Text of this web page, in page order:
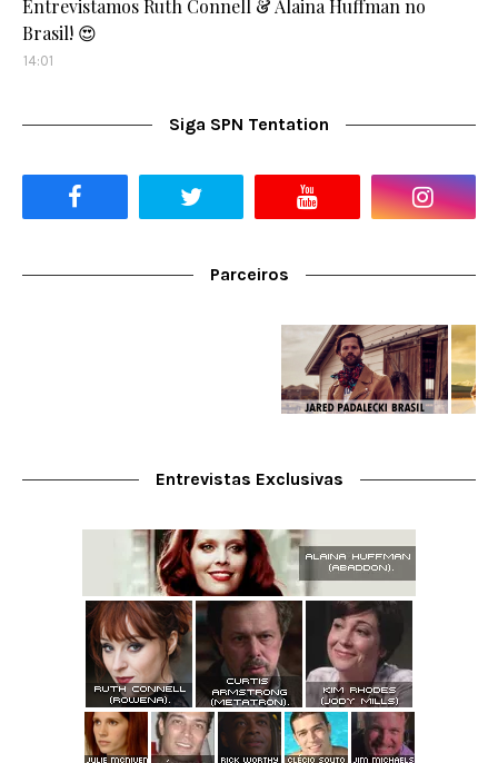
Entrevistamos Ruth Connell & Alaina Huffman no
Brasil! 😍
14:01
Siga SPN Tentation
Parceiros
Entrevistas Exclusivas